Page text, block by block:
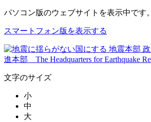
パソコン版のウェブサイトを表示中です。
スマートフォン版を表示する
文字のサイズ
小
中
大